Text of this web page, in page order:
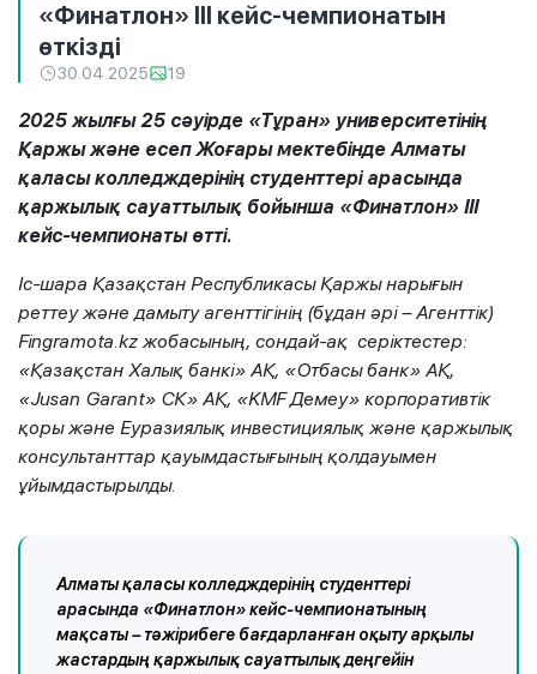
«Финатлон» III кейс-чемпионатын
өткізді
30.04.2025 19
2025 жылғы 25 сәуірде «Тұран» университетінің
Қаржы және есеп Жоғары мектебінде Алматы
қаласы колледждерінің студенттері арасында
қаржылық сауаттылық бойынша «Финатлон» III
кейс-чемпионаты өтті.
Іс-шара Қазақстан Республикасы Қаржы нарығын
реттеу және дамыту агенттігінің (бұдан әрі – Агенттік)
Fingramota.kz жобасының, сондай-ақ серіктестер:
«Қазақстан Халық банкі» АҚ, «Отбасы банк» АҚ,
«Jusan Garant» СК» АҚ, «KMF Демеу» корпоративтік
қоры және Еуразиялық инвестициялық және қаржылық
консультанттар қауымдастығының қолдауымен
ұйымдастырылды.
Алматы қаласы колледждерінің студенттері
арасында «Финатлон» кейс-чемпионатының
мақсаты – тәжірибеге бағдарланған оқыту арқылы
жастардың қаржылық сауаттылық деңгейін